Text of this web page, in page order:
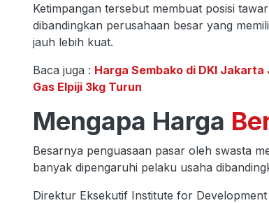
Ketimpangan tersebut membuat posisi
dibandingkan perusahaan besar yang
jauh lebih kuat.
Baca juga : Harga Sembako di DKI
Gas Elpiji 3kg Turun
Mengapa Harga
Besarnya penguasaan pasar oleh swasta
banyak dipengaruhi pelaku usaha
Direktur Eksekutif Institute for